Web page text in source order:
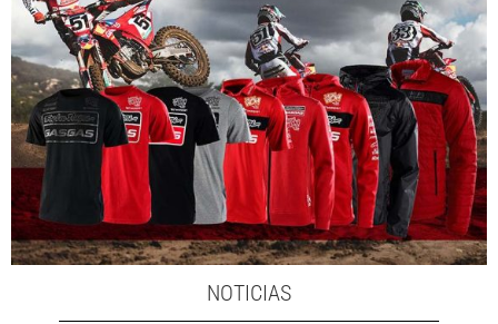
NOTICIAS